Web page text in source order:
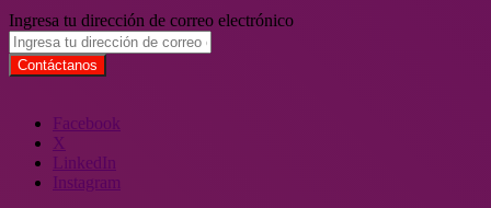
Ingresa tu dirección de correo electrónico
Facebook
X
LinkedIn
Instagram